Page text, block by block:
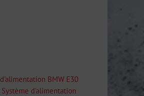
BMW E30
Système d'alimentation